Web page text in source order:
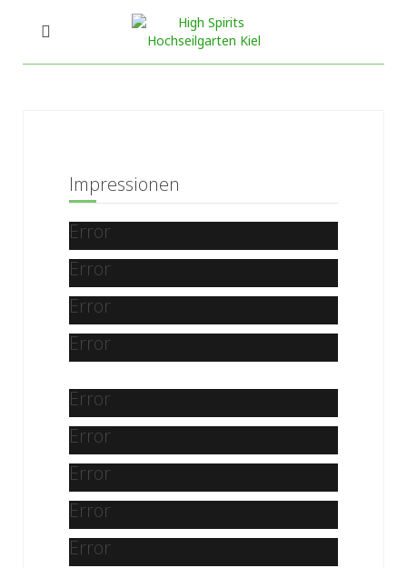
Impressionen
Error
Error
Error
Error
Error
Error
Error
Error
Error